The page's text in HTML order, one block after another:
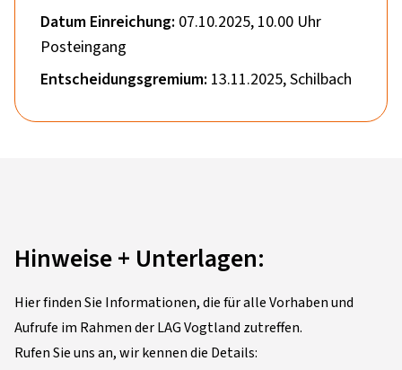
Datum Einreichung: 07.10.2025, 10.00 Uhr
Posteingang
Entscheidungsgremium: 13.11.2025, Schilbach
Hinweise + Unterlagen:
Hier finden Sie Informationen, die für alle Vorhaben und
Aufrufe im Rahmen der LAG Vogtland zutreffen.
Rufen Sie uns an, wir kennen die Details: